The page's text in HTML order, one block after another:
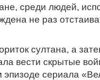
среди людей,
не раз
султана, а
вести скрытые
сериала